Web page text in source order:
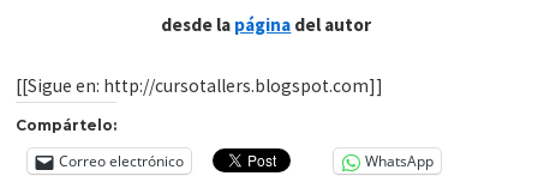
desde la página del autor
[[Sigue en: http://cursotallers.blogspot.com]]
Compártelo:
Correo electrónico
WhatsApp